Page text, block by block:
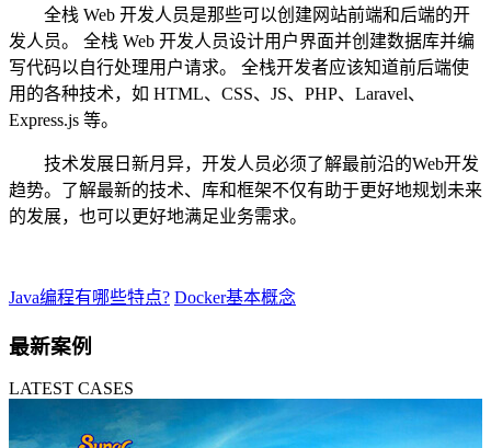
全栈 Web 开发人员是那些可以创建网站前端和后端的开
发人员。 全栈 Web 开发人员设计用户界面并创建数据库并编
写代码以自行处理用户请求。 全栈开发者应该知道前后端使
用的各种技术，如 HTML、CSS、JS、PHP、Laravel、
Express.js 等。
技术发展日新月异，开发人员必须了解最前沿的Web开发
趋势。了解最新的技术、库和框架不仅有助于更好地规划未来
的发展，也可以更好地满足业务需求。
Java编程有哪些特点? Docker基本概念
最新案例
LATEST CASES